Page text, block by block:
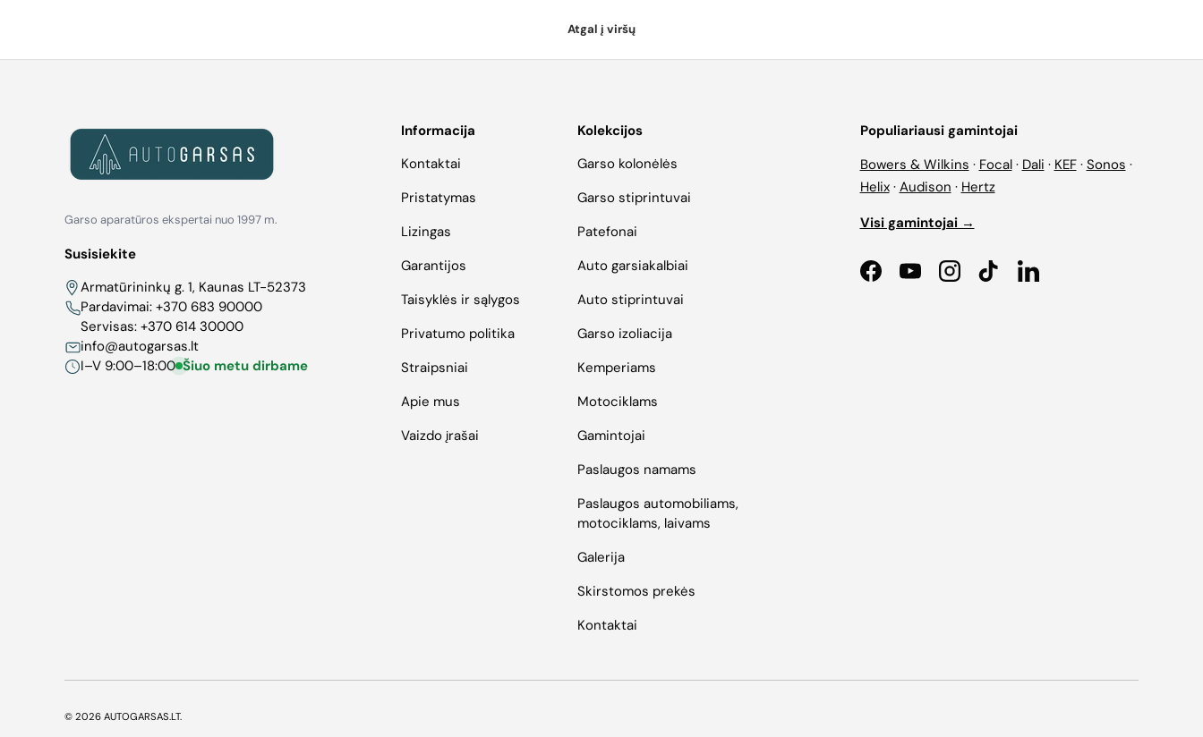
Atgal į viršų
Garso aparatūros ekspertai nuo 1997 m.
Susisiekite
Armatūrininkų g. 1, Kaunas LT-52373
Pardavimai: +370 683 90000
Servisas: +370 614 30000
info@autogarsas.lt
I–V 9:00–18:00 Šiuo metu dirbame
Informacija
Kontaktai
Pristatymas
Lizingas
Garantijos
Taisyklės ir sąlygos
Privatumo politika
Straipsniai
Apie mus
Vaizdo įrašai
Kolekcijos
Garso kolonėlės
Garso stiprintuvai
Patefonai
Auto garsiakalbiai
Auto stiprintuvai
Garso izoliacija
Kemperiams
Motociklams
Gamintojai
Paslaugos namams
Paslaugos automobiliams,
motociklams, laivams
Galerija
Skirstomos prekės
Kontaktai
Populiariausi gamintojai
Bowers & Wilkins · Focal· Dali · KEF· Sonos ·
Helix· Audison · Hertz
Visi gamintojai →
FacebookYouTubeInstagramTikTokLinkedIn
© 2026 AUTOGARSAS.LT.